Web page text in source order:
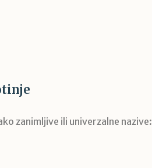
zanimljive ili univerzalne nazive: